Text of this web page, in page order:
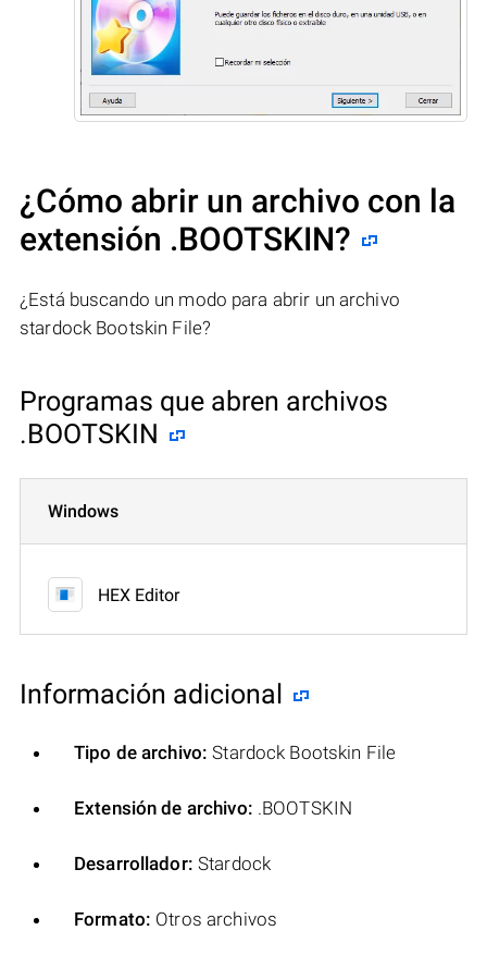
¿Cómo abrir un archivo con la
extensión .BOOTSKIN?
¿Está buscando un modo para abrir un archivo
stardock Bootskin File?
Programas que abren archivos
.BOOTSKIN
Windows
HEX Editor
Información adicional
Tipo de archivo: Stardock Bootskin File
Extensión de archivo: .BOOTSKIN
Desarrollador: Stardock
Formato: Otros archivos